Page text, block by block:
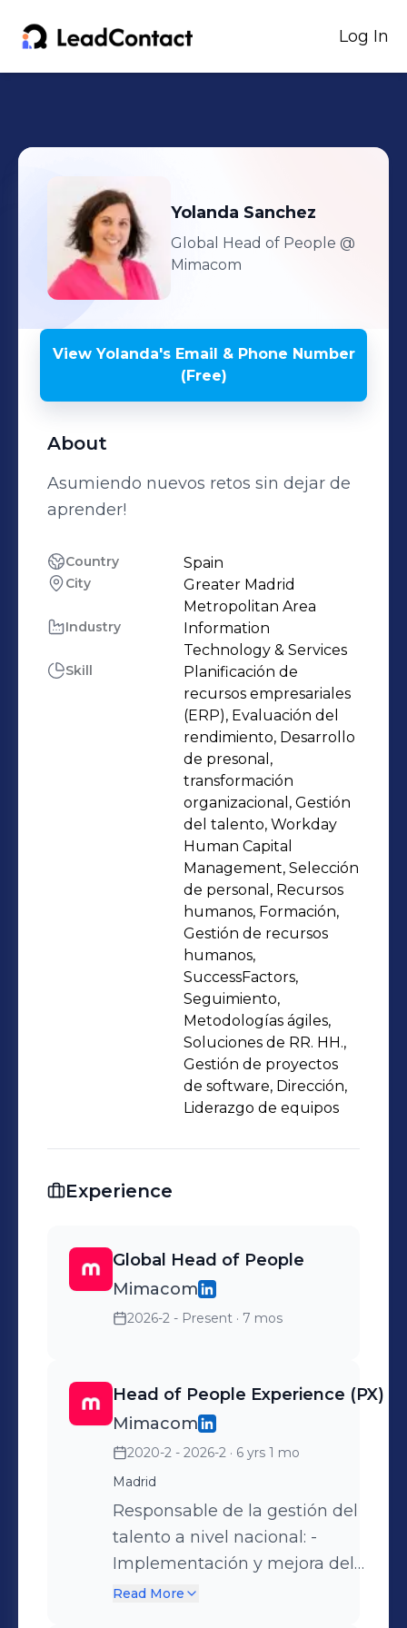
Log In
Yolanda Sanchez
Global Head of People @
Mimacom
ViewYolanda'sEmail & Phone Number
(Free)
About
Asumiendo nuevos retos sin dejar de
aprender!
Country Spain
City
Greater Madrid
Metropolitan Area
Industry
Information
Technology & Services
Skill
Planificación de
recursos empresariales
(ERP), Evaluación del
rendimiento, Desarrollo
de presonal,
transformación
organizacional, Gestión
del talento, Workday
Human Capital
Management, Selección
de personal, Recursos
humanos, Formación,
Gestión de recursos
humanos,
SuccessFactors,
Seguimiento,
Metodologías ágiles,
Soluciones de RR. HH.,
Gestión de proyectos
de software, Dirección,
Liderazgo de equipos
Experience
Global Head of People
Mimacom
2026-2 - Present · 7 mos
Head of People Experience (PX)
Mimacom
2020-2 - 2026-2 · 6 yrs 1 mo
Madrid
Responsable de la gestión del
talento a nivel nacional: -
Implementación y mejora del
proceso de gestión del talento en
Read More